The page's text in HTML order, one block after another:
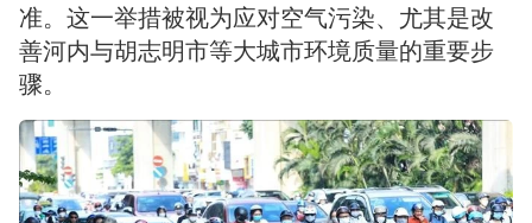
准。这一举措被视为应对空气污染、尤其是改
善河内与胡志明市等大城市环境质量的重要步
骤。